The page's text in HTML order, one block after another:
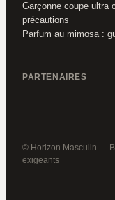
Garçonne coupe ultra
précautions
Parfum au mimosa :
PARTENAIRES
© Horizon Masculin —
exigeants